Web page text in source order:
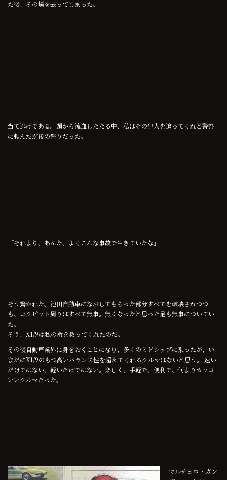
た後、その場を去ってしまった。
当て逃げである。頭から流血したたる中、私はその犯人を追ってくれと警察
に頼んだが後の祭りだった。
「それより、あんた、よくこんな事故で生きていたな」
そう驚かれた。池田自動車になおしてもらった部分すべてを破壊されつつ
も、コクピット周りはすべて無事。無くなったと思った足も無事についてい
た。
そう、X1/9は私の命を救ってくれたのだ。
その後自動車業界に身をおくことになり、多くのミドシップに乗ったが、い
まだにX1/9のもつ高いバランス性を超えてくれるクルマはないと思う。 速い
だけではない、軽いだけではない。楽しく、手軽で、便利で、何よりカッコ
いいクルマだった。
マルチェロ・ガン